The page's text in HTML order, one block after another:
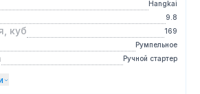
Hangkai
9.8
куб 169
Румпельное
Ручной стартер